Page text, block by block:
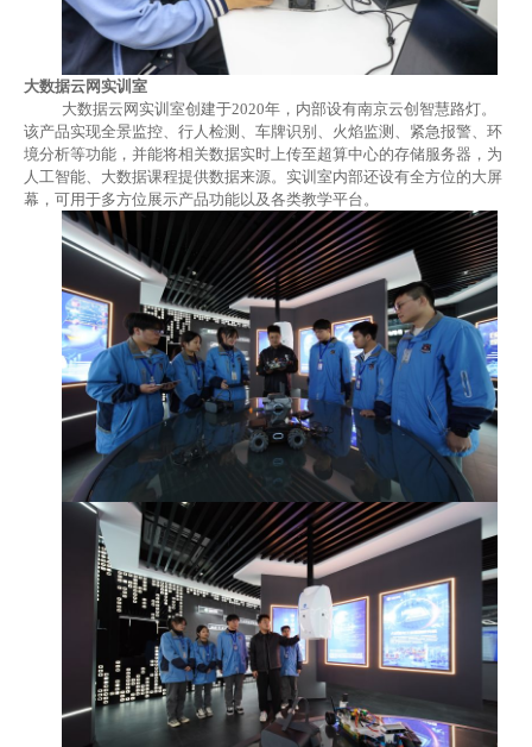
大数据云网实训室
大数据云网实训室创建于2020年，内部设有南京云创智慧路灯。
该产品实现全景监控、行人检测、车牌识别、火焰监测、紧急报警、环
境分析等功能，并能将相关数据实时上传至超算中心的存储服务器，为
人工智能、大数据课程提供数据来源。实训室内部还设有全方位的大屏
幕，可用于多方位展示产品功能以及各类教学平台。